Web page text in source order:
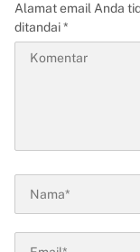
Alamat email Anda
ditandai*